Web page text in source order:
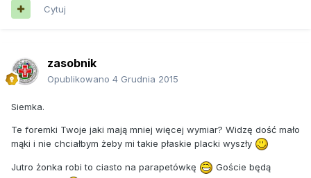
Cytuj
zasobnik
Opublikowano 4 Grudnia 2015
Siemka.
Te foremki Twoje jaki mają mniej więcej wymiar? Widzę dość mało
mąki i nie chciałbym żeby mi takie płaskie placki wyszły
Jutro żonka robi to ciasto na parapetówkę
Goście będą